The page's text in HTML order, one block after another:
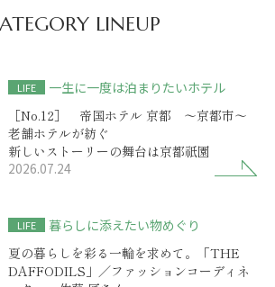
LINEUP
LIFE
一生に一度は泊まりたいホテル
［No.12］ 帝国ホテル 京都 ～京都市～
老舗ホテルが紡ぐ
新しいストーリーの舞台は京都祇園
2026.07.24
LIFE
暮らしに添えたい物めぐり
夏の暮らしを彩る一輪を求めて。「THE
DAFFODILS」／ファッションコーディネ